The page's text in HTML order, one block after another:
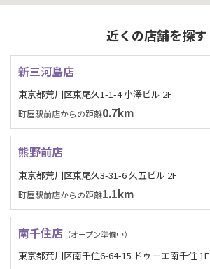
近くの店舗を探す
新三河島店
東京都荒川区東尾久1-1-4 小澤ビル 2F
町屋駅前店からの距離0.7km
熊野前店
東京都荒川区東尾久3-31-6 久五ビル 2F
町屋駅前店からの距離1.1km
南千住店 （オープン準備中）
東京都荒川区南千住6-64-15 ドゥーエ南千住 1F